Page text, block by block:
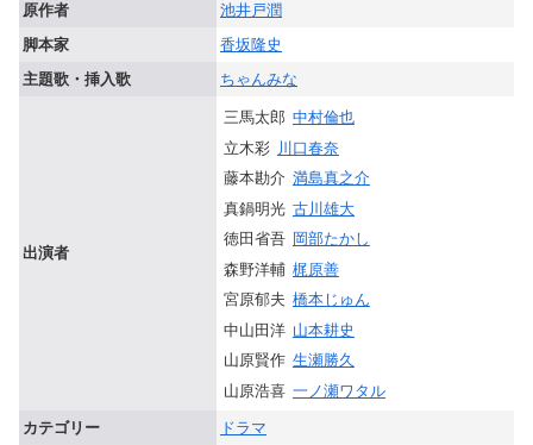
原作者
池井戸潤
脚本家
香坂隆史
主題歌・挿入歌
ちゃんみな
出演者
三馬太郎 中村倫也
立木彩 川口春奈
藤本勘介 満島真之介
真鍋明光 古川雄大
徳田省吾 岡部たかし
森野洋輔 梶原善
宮原郁夫 橋本じゅん
中山田洋 山本耕史
山原賢作 生瀬勝久
山原浩喜 一ノ瀬ワタル
カテゴリー
ドラマ